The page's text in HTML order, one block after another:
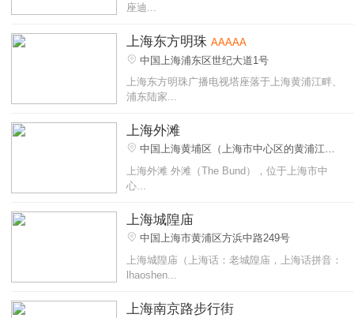
座迪...
上海东方明珠 AAAAA
中国上海浦东区世纪大道1号
上海东方明珠广播电视塔座落于上海黄浦江畔、
浦东陆家...
上海外滩
中国上海黄埔区（上海市中心区的黄浦江
畔）
上海外滩 外滩（The Bund），位于上海市中
心...
上海城隍庙
中国上海市黄浦区方浜中路249号
上海城隍庙（上海话：老城隍庙，上海话拼音：
lhaoshen...
上海南京路步行街